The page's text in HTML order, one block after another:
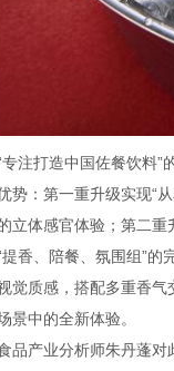
专注打造中国佐餐饮料”
势：第一重升级实现“
立体感官体验；第二
提香、陪餐、氛围组”
觉质感，搭配多重香
景中的全新体验。
品产业分析师朱丹蓬